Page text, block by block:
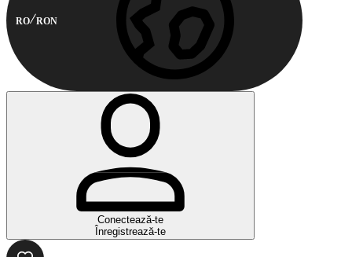
RO RON
Conectează-te
Înregistrează-te